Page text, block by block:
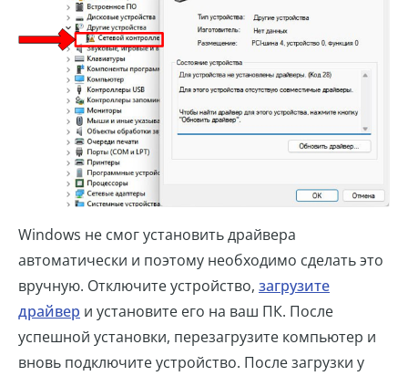
Windows не смог установить драйвера
автоматически и поэтому необходимо сделать это
вручную. Отключите устройство, загрузите
драйвер и установите его на ваш ПК. После
успешной установки, перезагрузите компьютер и
вновь подключите устройство. После загрузки у